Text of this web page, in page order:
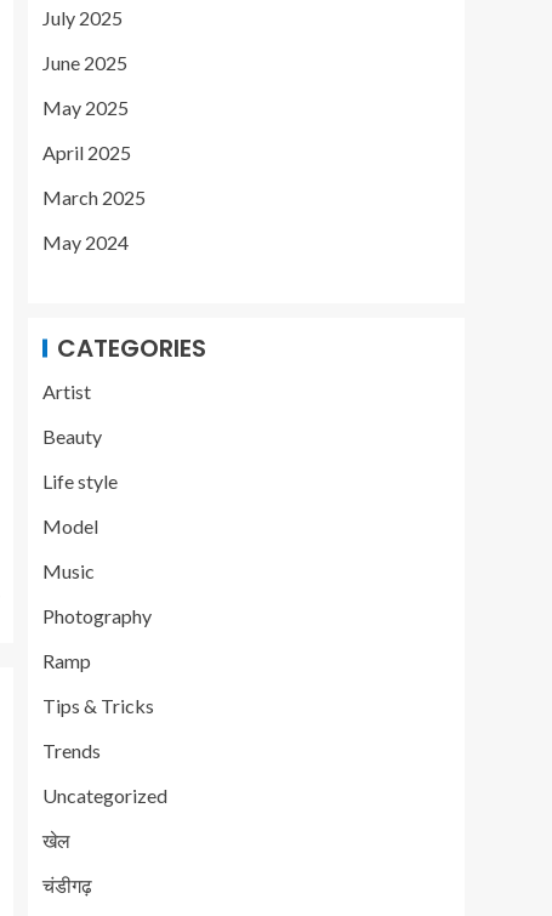
July 2025
June 2025
May 2025
April 2025
March 2025
May 2024
CATEGORIES
Artist
Beauty
Life style
Model
Music
Photography
Ramp
Tips & Tricks
Trends
Uncategorized
खेल
चंडीगढ़